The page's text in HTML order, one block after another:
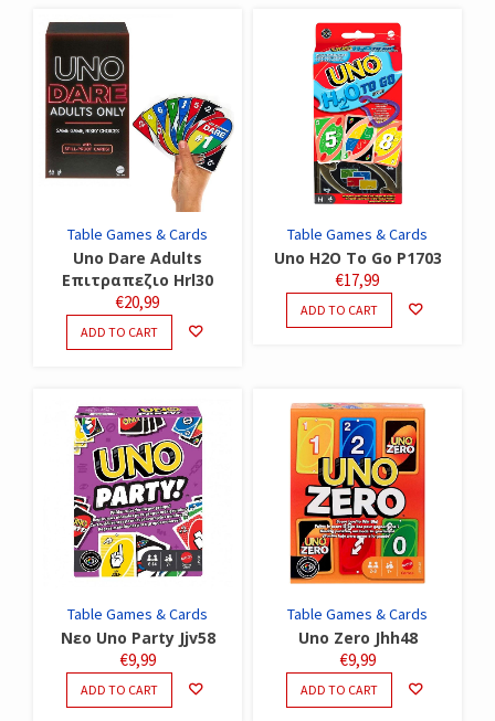
Table Games & Cards
Uno Dare Adults
Επιτραπεζιο Hrl30
€20,99
ADD TO CART
Table Games & Cards
Uno H2O To Go P1703
€17,99
ADD TO CART
Table Games & Cards
Νεο Uno Party Jjv58
€9,99
ADD TO CART
Table Games & Cards
Uno Zero Jhh48
€9,99
ADD TO CART